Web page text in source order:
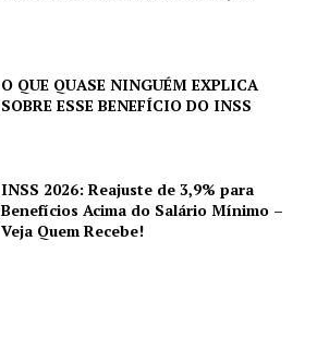
O QUE QUASE NINGUÉM EXPLICA
SOBRE ESSE BENEFÍCIO DO INSS
INSS 2026: Reajuste de 3,9% para
Benefícios Acima do Salário Mínimo –
Veja Quem Recebe!